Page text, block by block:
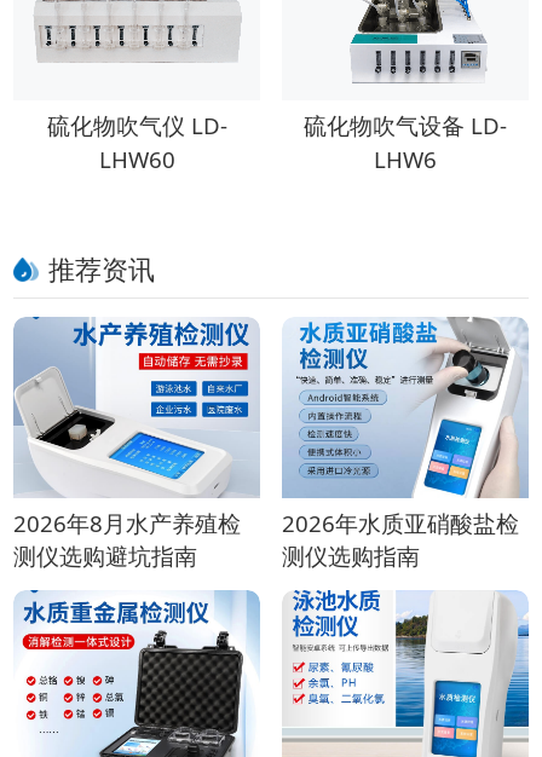
硫化物吹气仪 LD-
LHW60
硫化物吹气设备 LD-
LHW6
推荐资讯
2026年8月水产养殖检
测仪选购避坑指南
2026年水质亚硝酸盐检
测仪选购指南